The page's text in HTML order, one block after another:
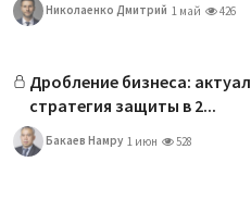
Николаенко Дмитрий 1 май 426
Дробление бизнеса:
стратегия защиты в 2...
Бакаев Намру 1 июн 528